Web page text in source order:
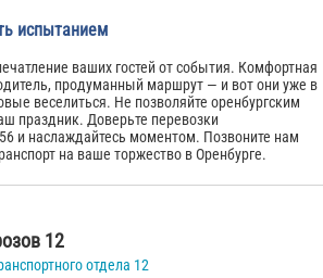
испытанием
ваших гостей от события. Комфортная
продуманный маршрут — и вот они уже в
веселиться. Не позволяйте оренбургским
праздник. Доверьте перевозки
и наслаждайтесь моментом. Позвоните нам
на ваше торжество в Оренбурге.
12
отдела 12